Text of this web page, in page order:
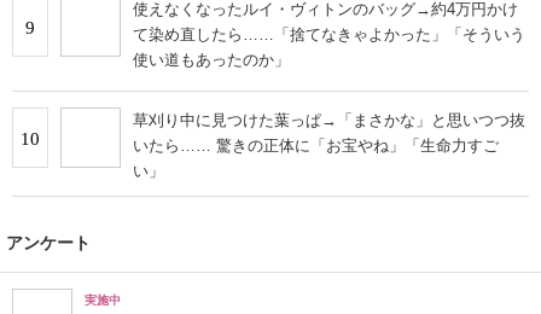
9
使えなくなったルイ・ヴィトンのバッグ→約4万円かけ
て染め直したら……「捨てなきゃよかった」「そういう
使い道もあったのか」
10
草刈り中に見つけた葉っぱ→「まさかな」と思いつつ抜
いたら…… 驚きの正体に「お宝やね」「生命力すご
い」
アンケート
実施中